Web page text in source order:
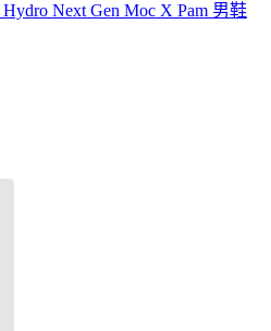
Next Gen Moc X Pam 男鞋